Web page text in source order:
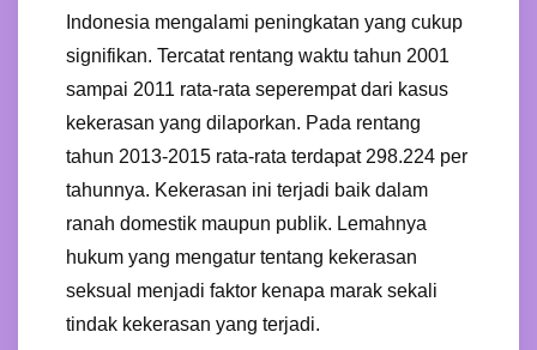
Indonesia mengalami peningkatan yang cukup
signifikan. Tercatat rentang waktu tahun 2001
sampai 2011 rata-rata seperempat dari kasus
kekerasan yang dilaporkan. Pada rentang
tahun 2013-2015 rata-rata terdapat 298.224 per
tahunnya. Kekerasan ini terjadi baik dalam
ranah domestik maupun publik. Lemahnya
hukum yang mengatur tentang kekerasan
seksual menjadi faktor kenapa marak sekali
tindak kekerasan yang terjadi.